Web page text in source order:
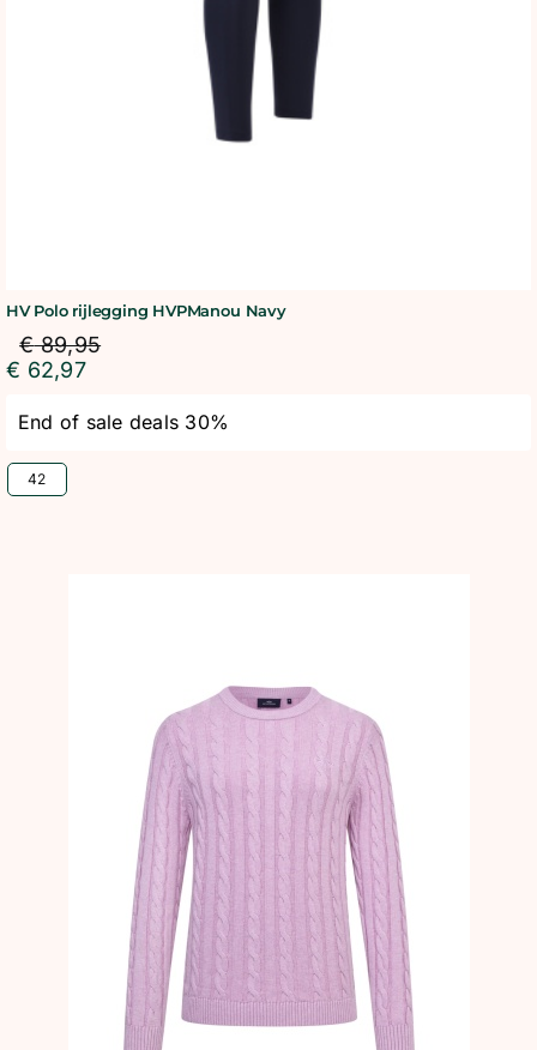
HV Polo rijlegging HVPManou Navy
€89,95
€ 62,97
End of sale deals 30%
42